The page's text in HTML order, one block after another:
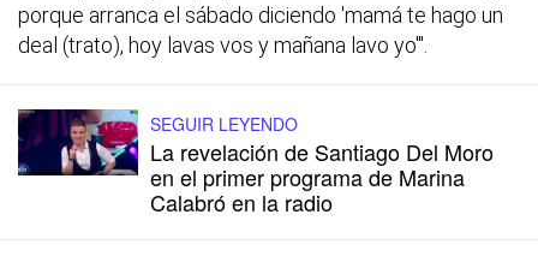
porque arranca el sábado diciendo 'mamá te hago un
deal (trato), hoy lavas vos y mañana lavo yo'".
SEGUIR LEYENDO
La revelación de Santiago Del Moro
en el primer programa de Marina
Calabró en la radio